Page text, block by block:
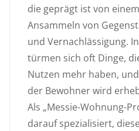
die geprägt ist von
Ansammeln von
und Vernachlässigung.
türmen sich oft Dinge,
Nutzen mehr haben,
der Bewohner wird
Als „Messie-Wohnung-
darauf spezialisiert,